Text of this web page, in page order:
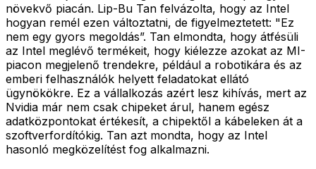
növekvő piacán. Lip-Bu Tan felvázolta, hogy az Intel
hogyan remél ezen változtatni, de figyelmeztetett: "Ez
nem egy gyors megoldás”. Tan elmondta, hogy átfésüli
az Intel meglévő termékeit, hogy kiélezze azokat az MI-
piacon megjelenő trendekre, például a robotikára és az
emberi felhasználók helyett feladatokat ellátó
ügynökökre. Ez a vállalkozás azért lesz kihívás, mert az
Nvidia már nem csak chipeket árul, hanem egész
adatközpontokat értékesít, a chipektől a kábeleken át a
szoftverfordítókig. Tan azt mondta, hogy az Intel
hasonló megközelítést fog alkalmazni.